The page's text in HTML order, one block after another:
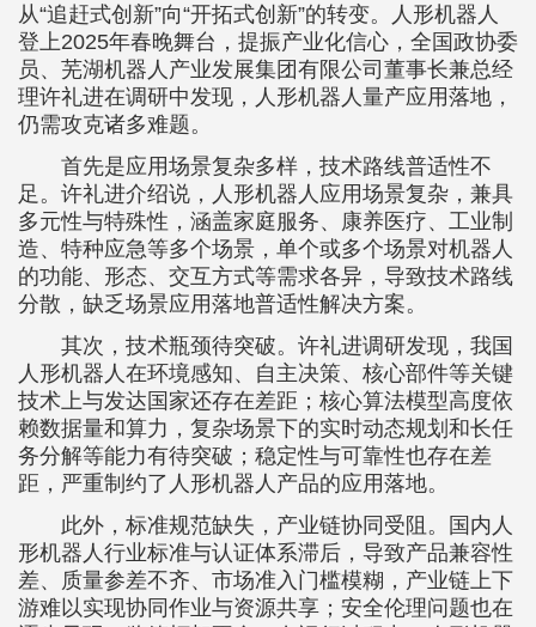
从“追赶式创新”向“开拓式创新”的转变。人形机器人
登上2025年春晚舞台，提振产业化信心，全国政协委
员、芜湖机器人产业发展集团有限公司董事长兼总经
理许礼进在调研中发现，人形机器人量产应用落地，
仍需攻克诸多难题。
首先是应用场景复杂多样，技术路线普适性不
足。许礼进介绍说，人形机器人应用场景复杂，兼具
多元性与特殊性，涵盖家庭服务、康养医疗、工业制
造、特种应急等多个场景，单个或多个场景对机器人
的功能、形态、交互方式等需求各异，导致技术路线
分散，缺乏场景应用落地普适性解决方案。
其次，技术瓶颈待突破。许礼进调研发现，我国
人形机器人在环境感知、自主决策、核心部件等关键
技术上与发达国家还存在差距；核心算法模型高度依
赖数据量和算力，复杂场景下的实时动态规划和长任
务分解等能力有待突破；稳定性与可靠性也存在差
距，严重制约了人形机器人产品的应用落地。
此外，标准规范缺失，产业链协同受阻。国内人
形机器人行业标准与认证体系滞后，导致产品兼容性
差、质量参差不齐、市场准入门槛模糊，产业链上下
游难以实现协同作业与资源共享；安全伦理问题也在